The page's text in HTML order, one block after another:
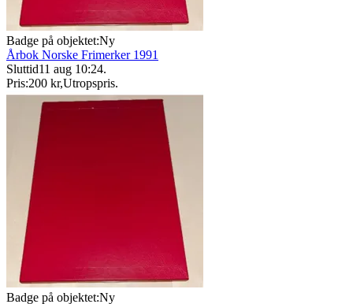
Badge på objektet:Ny
Årbok Norske Frimerker 1991
Sluttid11 aug 10:24.
Pris:200 kr,Utropspris.
Badge på objektet:Ny